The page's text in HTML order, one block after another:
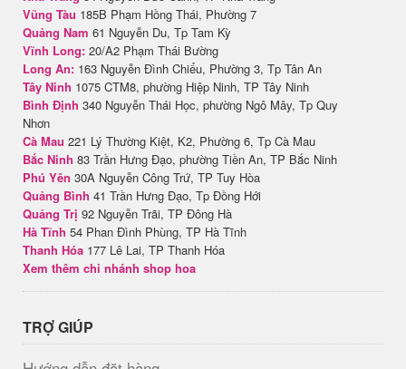
Vũng Tàu 185B Phạm Hồng Thái, Phường 7
Quảng Nam 61 Nguyễn Du, Tp Tam Kỳ
Vĩnh Long: 20/A2 Phạm Thái Bường
Long An: 163 Nguyễn Đình Chiểu, Phường 3, Tp Tân An
Tây Ninh 1075 CTM8, phường Hiệp Ninh, TP Tây Ninh
Bình Định 340 Nguyễn Thái Học, phường Ngô Mây, Tp Quy
Nhơn
Cà Mau 221 Lý Thường Kiệt, K2, Phường 6, Tp Cà Mau
Bắc Ninh 83 Trần Hưng Đạo, phường Tiền An, TP Bắc Ninh
Phú Yên 30A Nguyễn Công Trứ, TP Tuy Hòa
Quảng Bình 41 Trần Hưng Đạo, Tp Đồng Hới
Quảng Trị 92 Nguyễn Trãi, TP Đông Hà
Hà Tĩnh 54 Phan Đình Phùng, TP Hà Tĩnh
Thanh Hóa 177 Lê Lai, TP Thanh Hóa
Xem thêm chi nhánh shop hoa
TRỢ GIÚP